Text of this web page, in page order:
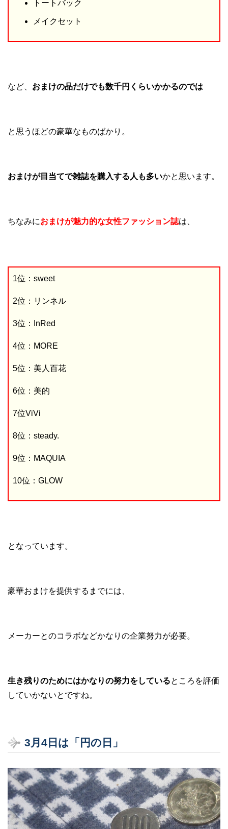
トートバック
メイクセット
など、 おまけの品だけでも数千円くらいかかるのでは
と思うほどの豪華なものばかり。
おまけが目当てで雑誌を購入する人も多いかと思います。
ちなみにおまけが魅力的な女性ファッション誌は、
1位：sweet
2位：リンネル
3位：InRed
4位：MORE
5位：美人百花
6位：美的
7位ViVi
8位：steady.
9位：MAQUIA
10位：GLOW
となっています。
豪華おまけを提供するまでには、
メーカーとのコラボなどかなりの企業努力が必要。
生き残りのためにはかなりの努力をしているところを評価
していかないとですね。
3 月4日は「円の日」